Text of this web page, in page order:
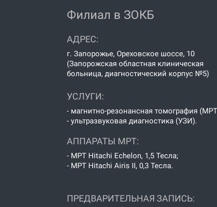
Филиал в ЗОКБ
АДРЕС:
г. Запорожье, Ореховское шоссе, 10
(Запорожская областная клиническая
больница, диагностический корпус №5)
УСЛУГИ:
- магнитно-резонансная томография
- ультразвуковая диагностика (УЗИ).
АППАРАТЫ МРТ:
- МРТ Hitachi Echelon, 1,5 Тесла;
- МРТ Hitachi Airis II, 0,3 Тесла.
ПРЕДВАРИТЕЛЬНАЯ ЗАПИСЬ: